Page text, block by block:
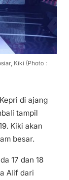
Kiki (Photo :
di ajang
tampil
Kiki akan
besar.
17 dan 18
Alif dari